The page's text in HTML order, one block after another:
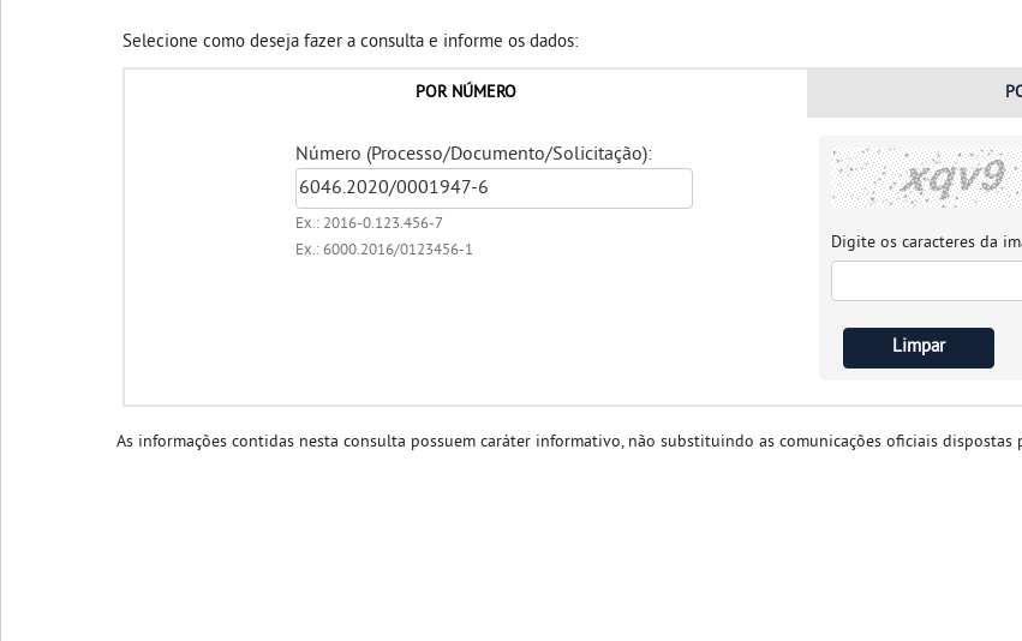
Selecione como deseja fazer a consulta e informe os dados:
POR NÚMERO
Número (Processo/Documento/Solicitação):
Ex.: 2016-0.123.456-7
Ex.: 6000.2016/0123456-1
Digite os caracteres da
As informações contidas nesta consulta possuem caráter informativo, não substituindo as comunicações oficiais